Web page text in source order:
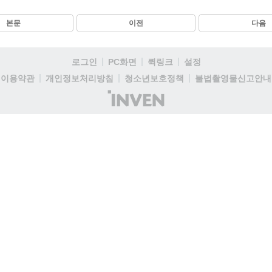
본문 이전 다음
로그인 PC화면 퀵링크
설정
이용약관
개인정보처리방침 청소년보호정책
불법촬영물신고안내
(주)
인